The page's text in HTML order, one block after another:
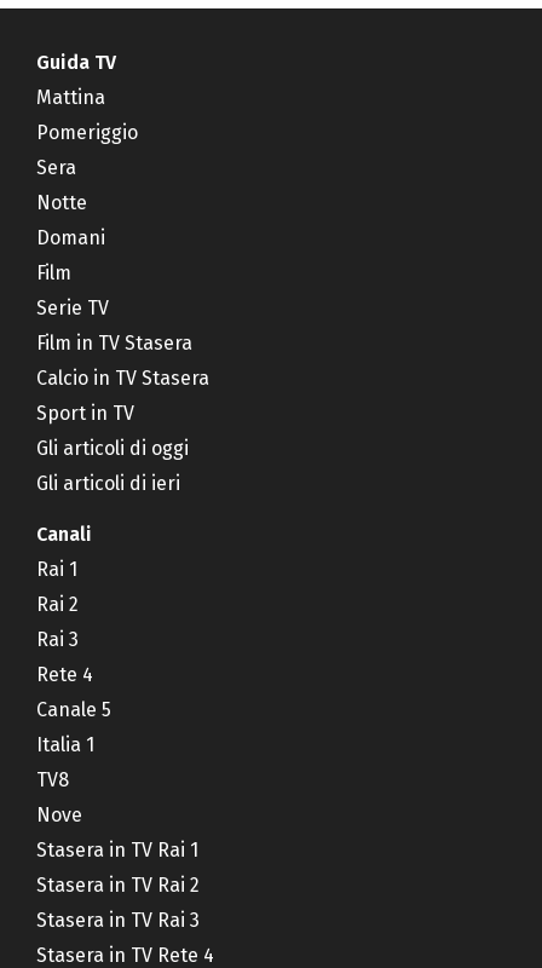
Guida TV
Mattina
Pomeriggio
Sera
Notte
Domani
Film
Serie TV
Film in TV Stasera
Calcio in TV Stasera
Sport in TV
Gli articoli di oggi
Gli articoli di ieri
Canali
Rai 1
Rai 2
Rai 3
Rete 4
Canale 5
Italia 1
TV8
Nove
Stasera in TV Rai 1
Stasera in TV Rai 2
Stasera in TV Rai 3
Stasera in TV Rete 4